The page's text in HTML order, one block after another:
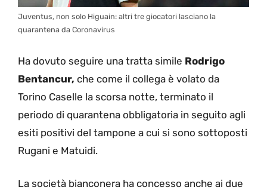
Juventus, non solo Higuain: altri tre giocatori lasciano la
quarantena da Coronavirus
Ha dovuto seguire una tratta simile Rodrigo
Bentancur, che come il collega è volato da
Torino Caselle la scorsa notte, terminato il
periodo di quarantena obbligatoria in seguito agli
esiti positivi del tampone a cui si sono sottoposti
Rugani e Matuidi.
La società bianconera ha concesso anche ai due